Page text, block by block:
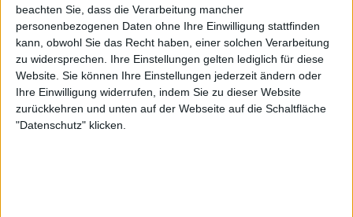
beachten Sie, dass die Verarbeitung mancher
personenbezogenen Daten ohne Ihre Einwilligung stattfinden
kann, obwohl Sie das Recht haben, einer solchen Verarbeitung
zu widersprechen. Ihre Einstellungen gelten lediglich für diese
Website. Sie können Ihre Einstellungen jederzeit ändern oder
Ihre Einwilligung widerrufen, indem Sie zu dieser Website
zurückkehren und unten auf der Webseite auf die Schaltfläche
"Datenschutz" klicken.